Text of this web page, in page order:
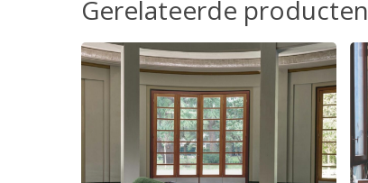
Gerelateerde producten